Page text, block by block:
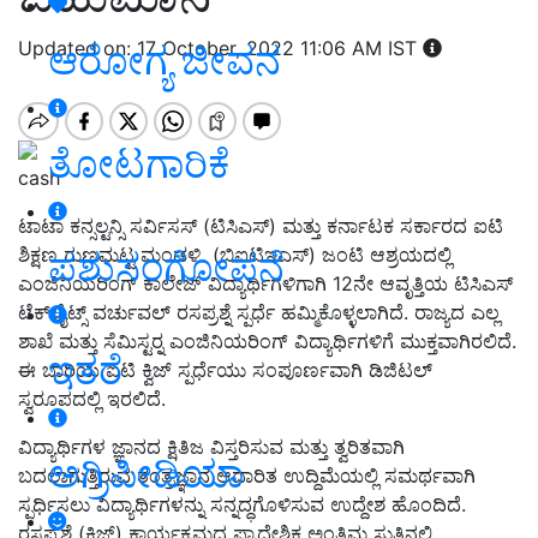
ಆರೋಗ್ಯ ಜೀವನ
ತೋಟಗಾರಿಕೆ
ಪಶುಸಂಗೋಪನೆ
ಇತರೆ
ಅಗ್ರಿಪೀಡಿಯಾ
Updated on: 17 October, 2022 11:06 AM IST
cash
ಟಾಟಾ ಕನ್ಸಲ್ಟನ್ಸಿ ಸರ್ವಿಸಸ್ (ಟಿಸಿಎಸ್) ಮತ್ತು ಕರ್ನಾಟಕ ಸರ್ಕಾರದ ಐಟಿ
ಶಿಕ್ಷಣ ಗುಣಮಟ್ಟ ಮಂಡಳಿ (ಬಿಐಟಿಇಎಸ್) ಜಂಟಿ ಆಶ್ರಯದಲ್ಲಿ
ಎಂಜಿನಿಯರಿಂಗ್ ಕಾಲೇಜ್ ವಿದ್ಯಾರ್ಥಿಗಳಿಗಾಗಿ 12ನೇ ಆವೃತ್ತಿಯ ಟಿಸಿಎಸ್
ಟೆಕ್‍ಬೈಟ್ಸ್ ವರ್ಚುವಲ್ ರಸಪ್ರಶ್ನೆ ಸ್ಪರ್ಧೆ ಹಮ್ಮಿಕೊಳ್ಳಲಾಗಿದೆ. ರಾಜ್ಯದ ಎಲ್ಲ
ಶಾಖೆ ಮತ್ತು ಸೆಮಿಸ್ಟರ್‍ನ ಎಂಜಿನಿಯರಿಂಗ್ ವಿದ್ಯಾರ್ಥಿಗಳಿಗೆ ಮುಕ್ತವಾಗಿರಲಿದೆ.
ಈ ಬಾರಿಯ ಐಟಿ ಕ್ವಿಜ್ ಸ್ಪರ್ಧೆಯು ಸಂಪೂರ್ಣವಾಗಿ ಡಿಜಿಟಲ್
ಸ್ವರೂಪದಲ್ಲಿ ಇರಲಿದೆ.
ವಿದ್ಯಾರ್ಥಿಗಳ ಜ್ಞಾನದ ಕ್ಷಿತಿಜ ವಿಸ್ತರಿಸುವ ಮತ್ತು ತ್ವರಿತವಾಗಿ
ಬದಲಾಗುತ್ತಿರುವ ತಂತ್ರಜ್ಞಾನ ಆಧಾರಿತ ಉದ್ದಿಮೆಯಲ್ಲಿ ಸಮರ್ಥವಾಗಿ
ಸ್ಪರ್ಧಿಸಲು ವಿದ್ಯಾರ್ಥಿಗಳನ್ನು ಸನ್ನದ್ಧಗೊಳಿಸುವ ಉದ್ದೇಶ ಹೊಂದಿದೆ.
ರಸಪ್ರಶ್ನೆ (ಕ್ವಿಜ್) ಕಾರ್ಯಕ್ರಮದ ಪ್ರಾದೇಶಿಕ ಅಂತಿಮ ಸುತ್ತಿನಲ್ಲಿ